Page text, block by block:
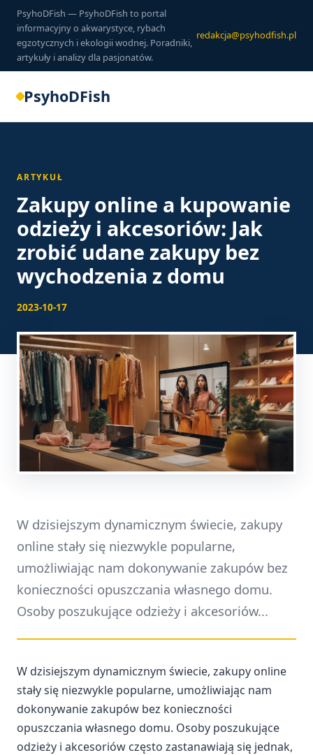
PsyhoDFish — PsyhoDFish to portal
informacyjny o akwarystyce, rybach
egzotycznych i ekologii wodnej. Poradniki,
artykuły i analizy dla pasjonatów.
redakcja@psyhodfish.pl
PsyhoDFish
ARTYKUŁ
Zakupy online a kupowanie
odzieży i akcesoriów: Jak
zrobić udane zakupy bez
wychodzenia z domu
2023-10-17
W dzisiejszym dynamicznym świecie, zakupy
online stały się niezwykle popularne,
umożliwiając nam dokonywanie zakupów bez
konieczności opuszczania własnego domu.
Osoby poszukujące odzieży i akcesoriów...
W dzisiejszym dynamicznym świecie, zakupy online
stały się niezwykle popularne, umożliwiając nam
dokonywanie zakupów bez konieczności
opuszczania własnego domu. Osoby poszukujące
odzieży i akcesoriów często zastanawiają się jednak,